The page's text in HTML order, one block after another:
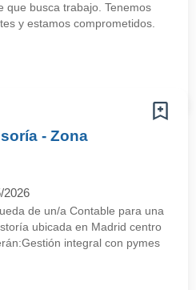
que busca trabajo. Tenemos
y estamos comprometidos.
- Zona
2026
de un/a Contable para una
ubicada en Madrid centro
integral con pymes